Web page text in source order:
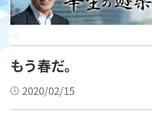
もう春だ。
2020/02/15